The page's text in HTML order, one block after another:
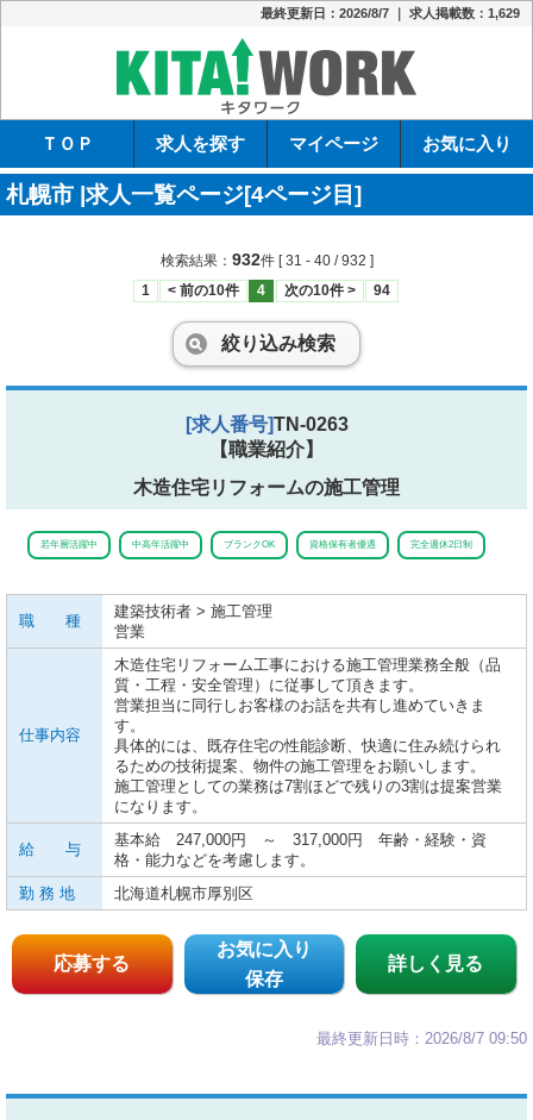
最終更新日：2026/8/7 ｜ 求人掲載数：1,629
ＴＯＰ 求人を探す マイページ お気に入り
札幌市 |求人一覧ページ[4ページ目]
検索結果： 932件 [ 31 - 40 / 932 ]
1
< 前の10件 4 次の10件 > 94
絞り込み検索
[求人番号]TN-0263
【職業紹介】
木造住宅リフォームの施工管理
若年層活躍中 中高年活躍中 ブランクOK 資格保有者優遇 完全週休2日制
職 種
建築技術者 > 施工管理
営業
仕事内容
木造住宅リフォーム工事における施工管理業務全般（品
質・工程・安全管理）に従事して頂きます。
営業担当に同行しお客様のお話を共有し進めていきま
す。
具体的には、既存住宅の性能診断、快適に住み続けられ
るための技術提案、物件の施工管理をお願いします。
施工管理としての業務は7割ほどで残りの3割は提案営業
になります。
給 与
基本給 247,000円 ～ 317,000円 年齢・経験・資
格・能力などを考慮します。
勤 務 地
北海道札幌市厚別区
応募する
お気に入り
保存
詳しく見る
最終更新日時：2026/8/7 09:50